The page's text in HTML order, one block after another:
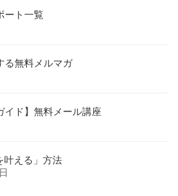
ート一覧
る無料メルマガ
イド】無料メール講座
叶える」方法